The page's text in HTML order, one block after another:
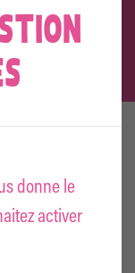
donne le
activer